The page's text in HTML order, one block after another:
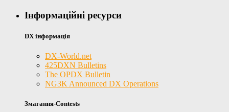
Інформаційні ресурси
DX інформація
DX-World.net
425DXN Bulletins
The OPDX Bulletin
NG3K Announced DX Operations
Змагання-Contests